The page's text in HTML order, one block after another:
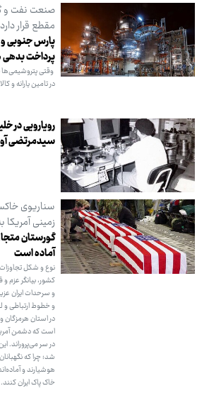
صنعت نفت و
مقطع قرار دارد
پارس جنوبی و
پرداخت
وقتی پتروشیمی‌ها
در تامین یارانه و
رویارویی در
سیدمرتضی
سناریوی
زمینی آمریکا
گورستان
آماده است
نوع و شکل تجاوزات
کشور، بیانگر عزم و
و سرحدات ایران
و خطوط ارتباطی و
در استان هرمزگان
است که دشمن
در سر می‌پروراند.
شد؛ چرا که
هوشیارند و
خاک پاک ایران کنند.